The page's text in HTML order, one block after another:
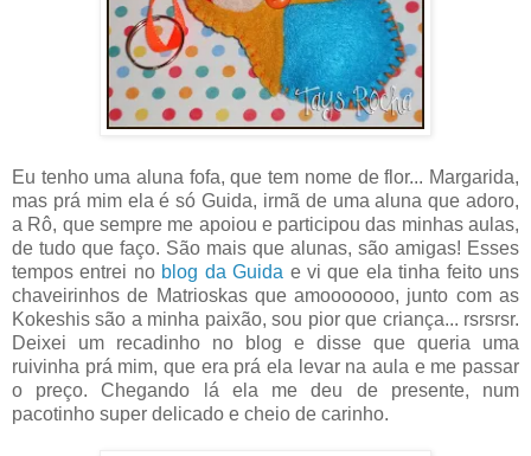
Eu tenho uma aluna fofa, que tem nome de flor... Margarida,
mas prá mim ela é só Guida, irmã de uma aluna que adoro,
a Rô, que sempre me apoiou e participou das minhas aulas,
de tudo que faço. São mais que alunas, são amigas! Esses
tempos entrei no blog da Guida e vi que ela tinha feito uns
chaveirinhos de Matrioskas que amooooooo, junto com as
Kokeshis são a minha paixão, sou pior que criança... rsrsrsr.
Deixei um recadinho no blog e disse que queria uma
ruivinha prá mim, que era prá ela levar na aula e me passar
o preço. Chegando lá ela me deu de presente, num
pacotinho super delicado e cheio de carinho.